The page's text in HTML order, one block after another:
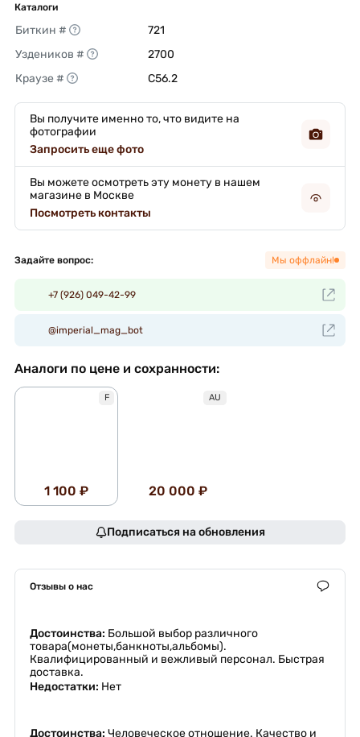
Каталоги
Биткин #
721
Уздеников #
2700
Краузе #
C56.2
Вы получите именно то, что видите на
фотографии
Запросить еще фото
Вы можете осмотреть эту монету в нашем
магазине в Москве
Посмотреть контакты
Задайте вопрос: Мы оффлайн!
+7 (926) 049-42-99
@imperial_mag_bot
Аналоги по цене и сохранности:
F
1 100 ₽
AU
20 000 ₽
Подписаться на обновления
Отзывы о нас
Достоинства: Большой выбор различного
товара(монеты,банкноты,альбомы).
Квалифицированный и вежливый персонал. Быстрая
доставка.
Недостатки: Нет
Достоинства: Человеческое отношение. Качество и